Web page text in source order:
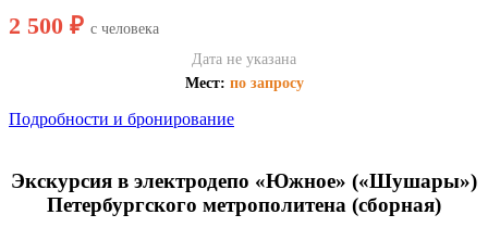
2 500 ₽ с человека
Дата не указана
Мест: по запросу
Подробности и бронирование
Экскурсия в электродепо «Южное» («Шушары»)
Петербургского метрополитена (сборная)